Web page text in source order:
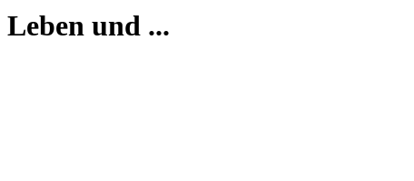
Leben und ...